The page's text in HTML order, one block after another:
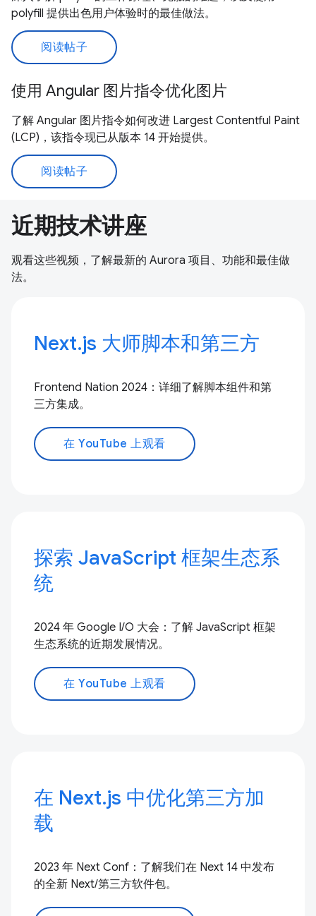
polyfill 提供出色用户体验时的最佳做法。
阅读帖子
使用 Angular 图片指令优化图片
了解 Angular 图片指令如何改进 Largest Contentful Paint
(LCP)，该指令现已从版本 14 开始提供。
阅读帖子
近期技术讲座
观看这些视频，了解最新的 Aurora 项目、功能和最佳做
法。
Next.js 大师脚本和第三方
Frontend Nation 2024：详细了解脚本组件和第
三方集成。
在 YouTube 上观看
探索 JavaScript 框架生态系
统
2024 年 Google I/O 大会：了解 JavaScript 框架
生态系统的近期发展情况。
在 YouTube 上观看
在 Next.js 中优化第三方加
载
2023 年 Next Conf：了解我们在 Next 14 中发布
的全新 Next/第三方软件包。